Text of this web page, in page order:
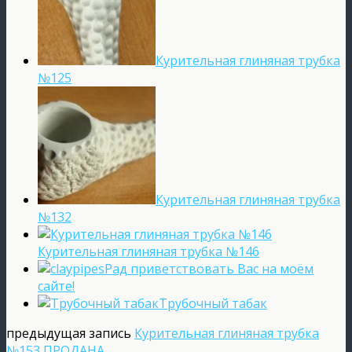
Курительная глиняная трубка
№125
Курительная глиняная трубка
№132
Курительная глиняная трубка №146
Рад приветствовать Вас на моём
сайте!
Трубочный табак
предыдущая запись Курительная глиняная трубка